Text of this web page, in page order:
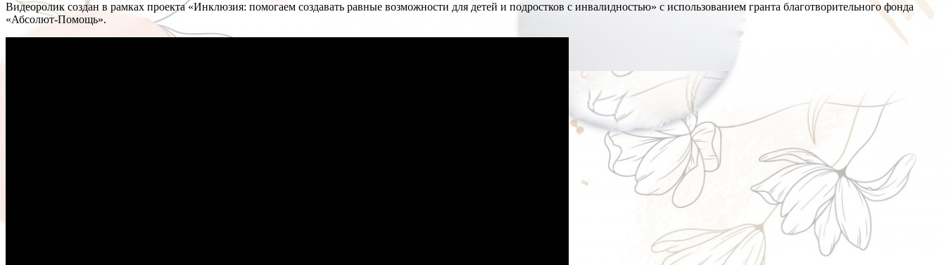
Видеоролик создан в рамках проекта «Инклюзия: помогаем создавать равные возможности для детей и подростков с инвалидностью» с использованием гранта благотворительного фонда
«Абсолют-Помощь».